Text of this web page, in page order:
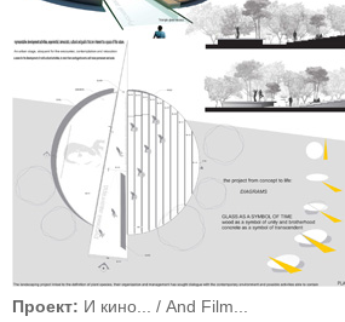
Проект: И кино... / And Film...